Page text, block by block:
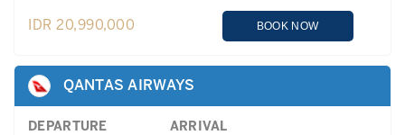
IDR 20,990,000 BOOK NOW
QANTAS AIRWAYS
DEPARTURE
ARRIVAL